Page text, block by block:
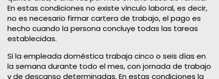
En estas condiciones no existe vínculo laboral, es decir,
no es necesario firmar cartera de trabajo, el pago es
hecho cuando la persona concluye todas las tareas
establecidas.
Si la empleada doméstica trabaja cinco o seis días en
la semana durante todo el mes, con jornada de trabajo
y de descanso determinadas. En estas condiciones la